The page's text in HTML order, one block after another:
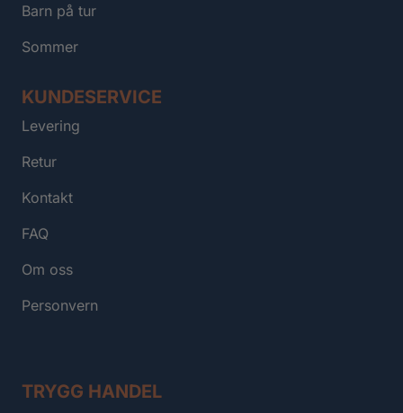
Barn på tur
Sommer
KUNDESERVICE
Levering
Retur
Kontakt
FAQ
Om oss
Personvern
TRYGG HANDEL